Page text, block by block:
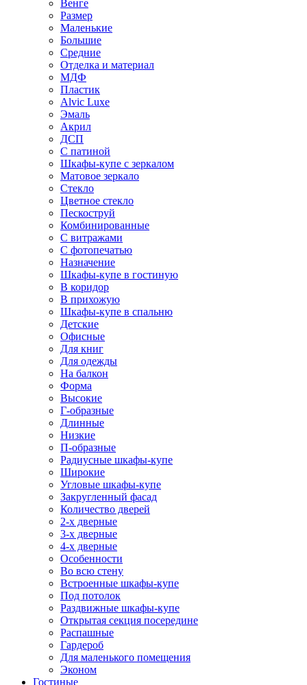
Венге
Размер
Маленькие
Большие
Средние
Отделка и материал
МДФ
Пластик
Alvic Luxe
Эмаль
Акрил
ДСП
С патиной
Шкафы-купе с зеркалом
Матовое зеркало
Стекло
Цветное стекло
Пескоструй
Комбинированные
С витражами
С фотопечатью
Назначение
Шкафы-купе в гостиную
В коридор
В прихожую
Шкафы-купе в спальню
Детские
Офисные
Для книг
Для одежды
На балкон
Форма
Высокие
Г-образные
Длинные
Низкие
П-образные
Радиусные шкафы-купе
Широкие
Угловые шкафы-купе
Закругленный фасад
Количество дверей
2-х дверные
3-х дверные
4-х дверные
Особенности
Во всю стену
Встроенные шкафы-купе
Под потолок
Раздвижные шкафы-купе
Открытая секция посередине
Распашные
Гардероб
Для маленького помещения
Эконом
Гостиные